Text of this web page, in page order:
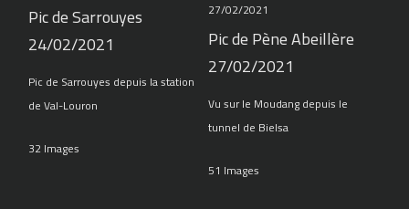
Pic de Sarrouyes
24/02/2021
Pic de Sarrouyes depuis la station
de Val-Louron
32 Images
Pic de Pène Abeillère
27/02/2021
Vu sur le Moudang depuis le
tunnel de Bielsa
51 Images